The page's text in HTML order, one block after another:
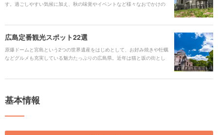
す。過ごしやすい気候に加え、秋の味覚やイベントなど様々なおでかけの
広島定番観光スポット22選
原爆ドームと宮島という2つの世界遺産をはじめとして、お好み焼きや牡蠣
などグルメも充実している魅力たっぷりの広島県。近年は猫と坂の街とし
基本情報